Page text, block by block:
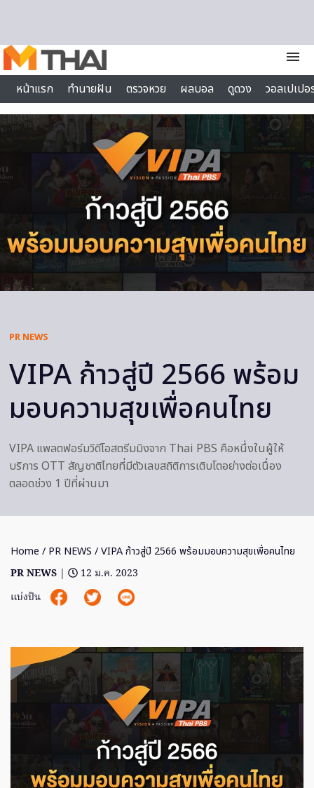
menu
หน้าแรก
ทำนายฝัน ตรวจหวย ผลบอล ดูดวง
วอลเปเป
ไลฟ์สไตล์
PR NEWS
VIPA ก้าวสู่ปี 2566 พร้อม
มอบความสุขเพื่อคนไทย
VIPA แพลตฟอร์มวิดีโอสตรีมมิงจาก Thai PBS คือหนึ่งในผู้ให้
บริการ OTT สัญชาติไทยที่มีตัวเลขสถิติการเติบโตอย่างต่อเนื่อง
ตลอดช่วง 1 ปีที่ผ่านมา
Home / PR NEWS / VIPA ก้าวสู่ปี 2566 พร้อมมอบความสุขเพื่อคนไทย
PR NEWS |
12 ม.ค. 2023
แบ่งปัน